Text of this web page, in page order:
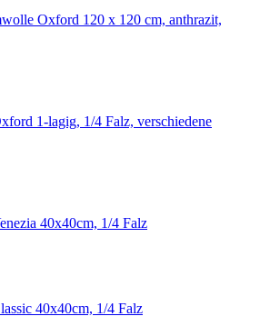
Oxford 120 x 120 cm, anthrazit,
1-lagig, 1/4 Falz, verschiedene
40x40cm, 1/4 Falz
40x40cm, 1/4 Falz